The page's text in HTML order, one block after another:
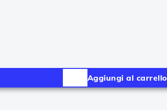
Aggiungi al carrello